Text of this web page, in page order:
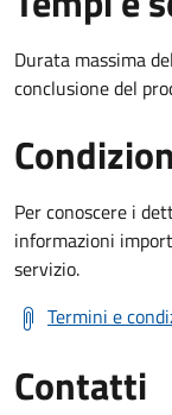
Durata massima
conclusione del
Per conoscere i
informazioni
servizio.
Termini e
Contatti